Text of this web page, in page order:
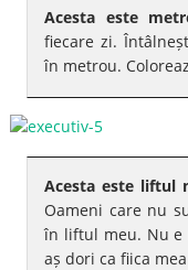
Acesta este
fiecare zi.
în metrou.
Acesta este liftul
Oameni care nu
în liftul meu. Nu e
aș dori ca fiica